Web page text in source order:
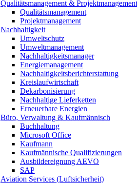
Qualitätsmanagement & Projektmanagement
Qualitätsmanagement
Projektmanagement
Nachhaltigkeit
Umweltschutz
Umweltmanagement
Nachhaltigkeitsmanager
Energiemanagement
Nachhaltigkeitsberichterstattung
Kreislaufwirtschaft
Dekarbonisierung
Nachhaltige Lieferketten
Erneuerbare Energien
Büro, Verwaltung & Kaufmännisch
Buchhaltung
Microsoft Office
Kaufmann
Kaufmännische Qualifizierungen
Ausbildereignung AEVO
SAP
Aviation Services (Luftsicherheit)